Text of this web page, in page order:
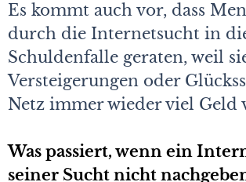
Es kommt auch vor, dass
durch die Internetsucht in
Schuldenfalle geraten, weil
Versteigerungen oder
Netz immer wieder viel Geld
Was passiert, wenn ein
seiner Sucht nicht